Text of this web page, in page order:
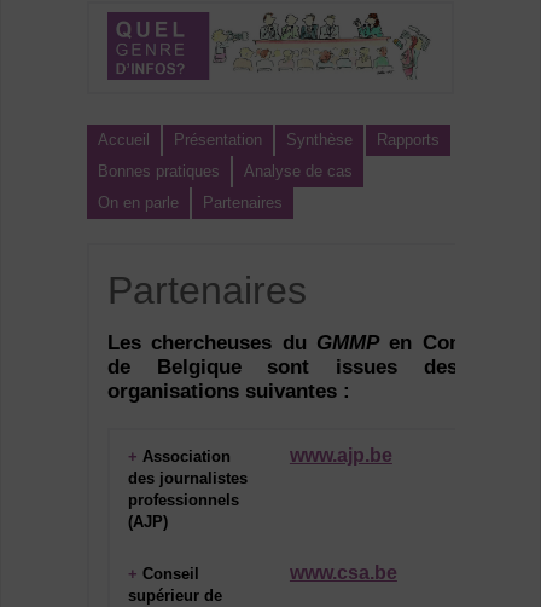
Accueil Présentation Synthèse
Rapports
Bonnes pratiques
Analyse de cas
On en parle
Partenaires
Partenaires
Les chercheuses du GMMPen
de Belgique sont issues des
organisations suivantes :
+ Association
des journalistes
professionnels
(AJP)
www.ajp.be
+ Conseil
supérieur de
www.csa.be